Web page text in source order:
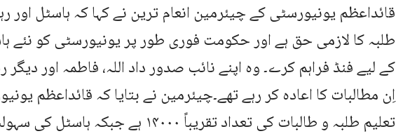
قائداعظم یونیورسٹی کے چیئرمین انعام ترین نے کہا کہ ہاسٹل
طلبہ کا لازمی حق ہے اور حکومت فوری طور پر یونیورسٹی کو نئے
کے لیے فنڈ فراہم کرے۔ وہ اپنے نائب صدور داد اللہ، فاطمہ اور دیگر
اِن مطالبات کا اعادہ کر رہے تھے۔چیئرمین نے بتایا کہ قائداعظم